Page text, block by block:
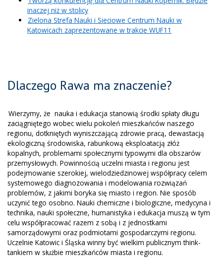
inaczej niż w stolicy
Zielona Strefa Nauki i Sieciowe Centrum Nauki w
Katowicach zaprezentowane w trakcie WUF11
Dlaczego Rawa ma znaczenie?
Wierzymy, że nauka i edukacja stanowią środki spłaty długu
zaciągniętego wobec wielu pokoleń mieszkańców naszego
regionu, dotkniętych wyniszczającą zdrowie pracą, dewastacją
ekologiczną środowiska, rabunkową eksploatacją złóż
kopalnych, problemami społecznymi typowymi dla obszarów
przemysłowych. Powinnością uczelni miasta i regionu jest
podejmowanie szerokiej, wielodziedzinowej współpracy celem
systemowego diagnozowania i modelowania rozwiązań
problemów, z jakimi boryka się miasto i region. Nie sposób
uczynić tego osobno. Nauki chemiczne i biologiczne, medycyna i
technika, nauki społeczne, humanistyka i edukacja muszą w tym
celu współpracować razem z sobą i z jednostkami
samorządowymi oraz podmiotami gospodarczymi regionu.
Uczelnie Katowic i Śląska winny być wielkim publicznym think-
tankiem w służbie mieszkańców miasta i regionu.